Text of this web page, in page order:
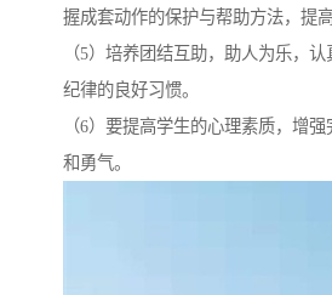
握成套动作的保护与帮助方法，提
（5）培养团结互助，助人为乐，
纪律的良好习惯。
（6）要提高学生的心理素质，增
和勇气。